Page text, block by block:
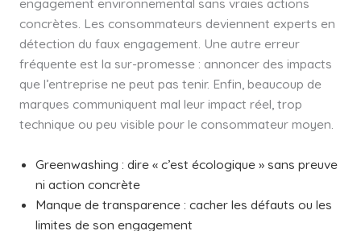
engagement environnemental sans vraies actions
concrètes. Les consommateurs deviennent experts en
détection du faux engagement. Une autre erreur
fréquente est la sur-promesse : annoncer des impacts
que l’entreprise ne peut pas tenir. Enfin, beaucoup de
marques communiquent mal leur impact réel, trop
technique ou peu visible pour le consommateur moyen.
Greenwashing : dire « c’est écologique » sans preuve
ni action concrète
Manque de transparence : cacher les défauts ou les
limites de son engagement